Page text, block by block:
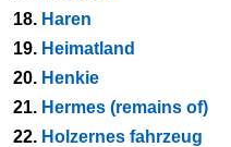
18. Haren
19. Heimatland
20. Henkie
21. Hermes (remains of)
22. Holzernes fahrzeug